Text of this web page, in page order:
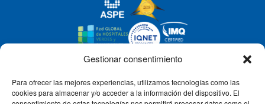
Gestionar consentimiento
Para ofrecer las mejores experiencias, utilizamos tecnologías como las
cookies para almacenar y/o acceder a la información del dispositivo. El
CLÍNICA CEMTRO